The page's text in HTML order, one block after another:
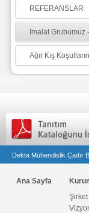
REFERANSLAR
İmalat Grubumuz
Ağır Kış
Dekta Mühendislik Çadır
Ana Sayfa